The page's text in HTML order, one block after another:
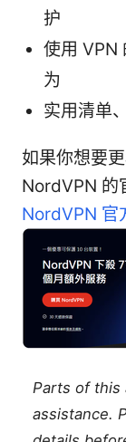
护
使用 VPN
为
实用清单
如果你想要
NordVPN 的
NordVPN 官
Parts of this
assistance.